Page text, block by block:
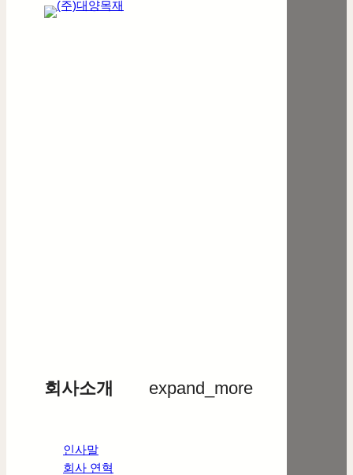
회사소개 expand_more
인사말
회사 연혁